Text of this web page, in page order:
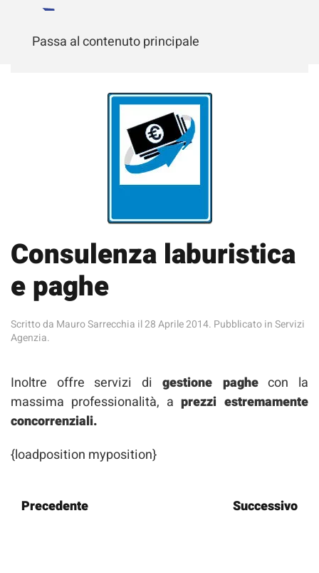
Passa al contenuto principale
Consulenza laburistica
e paghe
Scritto da Mauro Sarrecchia il28 Aprile 2014. Pubblicato inServizi
Agenzia.
Inoltre offre servizi di gestione paghecon la
massima professionalità, a prezzi estremamente
concorrenziali.
{loadposition myposition}
Precedente Successivo